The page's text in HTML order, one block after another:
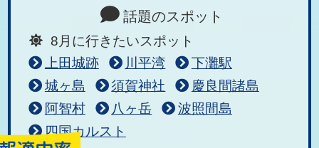
話題のスポット
8月に行きたいスポット
上田城跡
川平湾
下灘駅
城ヶ島
須賀神社
慶良間諸島
阿智村
八ヶ岳
波照間島
四国カルスト